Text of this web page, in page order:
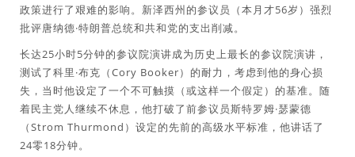
政策进行了艰难的影响。新泽西州的参议员（本月才56岁）强烈
批评唐纳德·特朗普总统和共和党的支出削减。
长达25小时5分钟的参议院演讲成为历史上最长的参议院演讲，
测试了科里·布克（Cory Booker）的耐力，考虑到他的身心损
失，当时他设定了一个不可触摸（或这样一个假定）的基准。随
着民主党人继续不休息，他打破了前参议员斯特罗姆·瑟蒙德
（Strom Thurmond）设定的先前的高级水平标准，他讲话了
24零18分钟。